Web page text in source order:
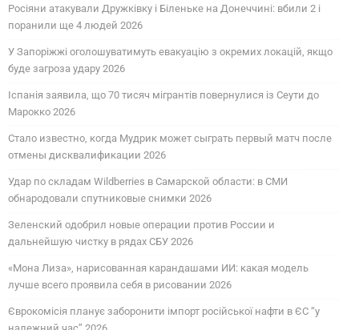
Росіяни атакували Дружківку і Біленьке на Донеччині: вбили 2 і
поранили ще 4 людей 2026
У Запоріжжі оголошуватимуть евакуацію з окремих локацій, якщо
буде загроза удару 2026
Іспанія заявила, що 70 тисяч мігрантів повернулися із Сеути до
Марокко 2026
Стало известно, когда Мудрик может сыграть первый матч после
отмены дисквалификации 2026
Удар по складам Wildberries в Самарской области: в СМИ
обнародовали спутниковые снимки 2026
Зеленский одобрил новые операции против России и
дальнейшую чистку в рядах СБУ 2026
«Мона Лиза», нарисованная карандашами ИИ: какая модель
лучше всего проявила себя в рисовании 2026
Єврокомісія планує заборонити імпорт російської нафти в ЄС “у